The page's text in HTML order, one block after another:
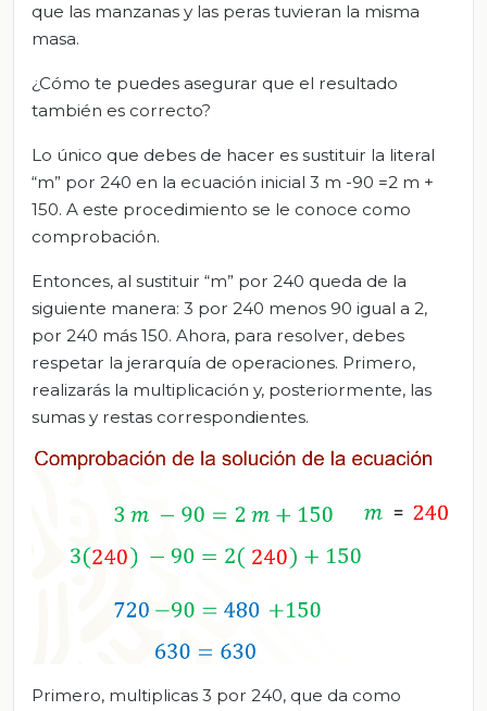
que las manzanas y las peras tuvieran la misma
masa.
¿Cómo te puedes asegurar que el resultado
también es correcto?
Lo único que debes de hacer es sustituir la literal
“m” por 240 en la ecuación inicial 3 m -90 =2 m +
150. A este procedimiento se le conoce como
comprobación.
Entonces, al sustituir “m” por 240 queda de la
siguiente manera: 3 por 240 menos 90 igual a 2,
por 240 más 150. Ahora, para resolver, debes
respetar la jerarquía de operaciones. Primero,
realizarás la multiplicación y, posteriormente, las
sumas y restas correspondientes.
Primero, multiplicas 3 por 240, que da como